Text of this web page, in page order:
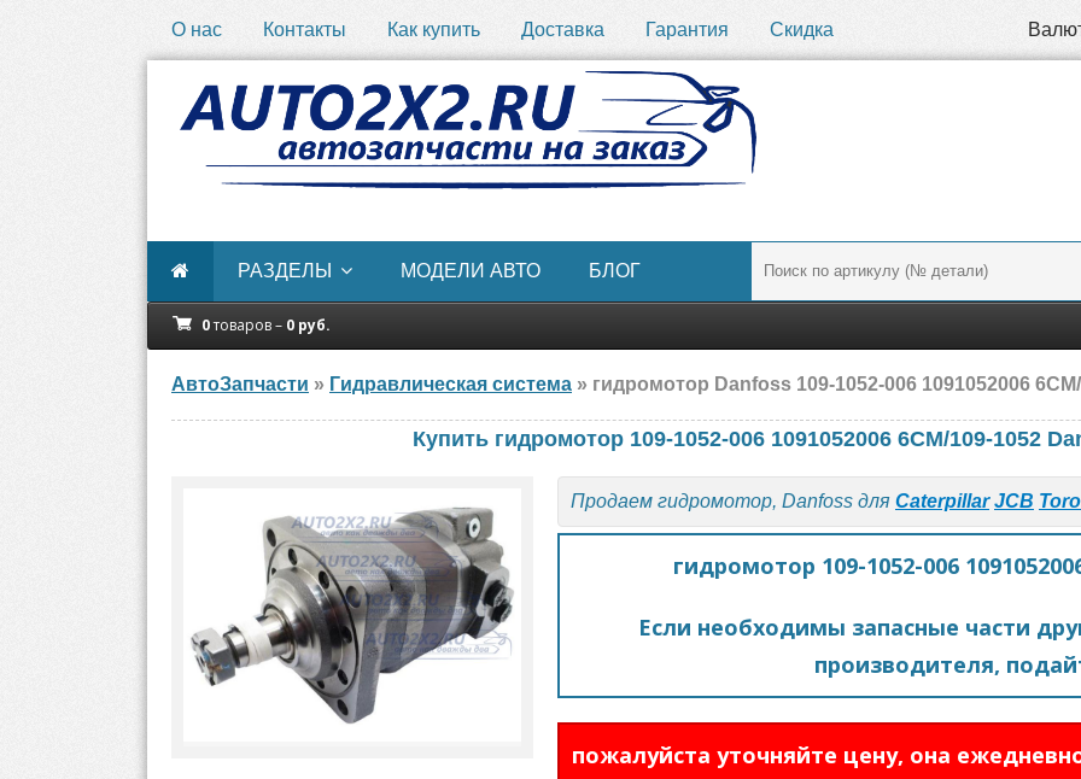
О нас Контакты Как купить Доставка Гарантия Скидка
РАЗДЕЛЫ МОДЕЛИ АВТО БЛОГ
0товаров – 0 руб.
АвтоЗапчасти » Гидравлическая система » гидромотор Danfoss 109-1052-006 1091052006
Купить гидромотор 109-1052-006 1091052006 6CM/109-1052
Продаем гидромотор, Danfoss для Caterpillar JCB Toro
гидромотор 109-1052-006
Если необходимы запасные части
производителя,
пожалуйста уточняйте цену, она